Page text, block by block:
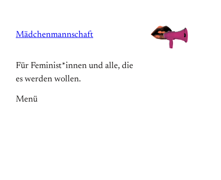
springen
Mädchenmannschaft
Für Feminist*innen und alle, die
es werden wollen.
Menü